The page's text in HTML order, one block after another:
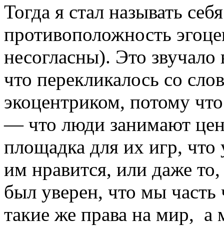
Тогда я стал называть
противоположность
несогласны). Это
что перекликалось со
экоцентриком, потому
— что люди занимают
площадка для их игр, что
им нравится, или даже
был уверен, что мы часть
такие же права на мир, а